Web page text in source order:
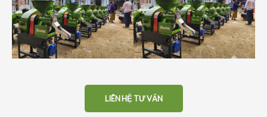
LIÊN HỆ TƯ VẤN